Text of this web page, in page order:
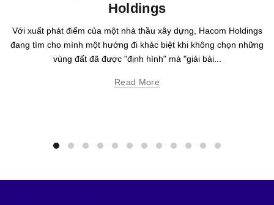
Holdings
Với xuất phát điểm của một nhà thầu xây dựng, Hacom Holdings
đang tìm cho mình một hướng đi khác biệt khi không chọn những
vùng đất đã được "định hình" mà "giải bài...
Read More